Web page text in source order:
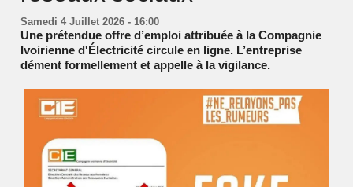
Samedi 4 Juillet 2026 - 16:00
Une prétendue offre d’emploi attribuée à la Compagnie
Ivoirienne d'Électricité circule en ligne. L’entreprise
dément formellement et appelle à la vigilance.